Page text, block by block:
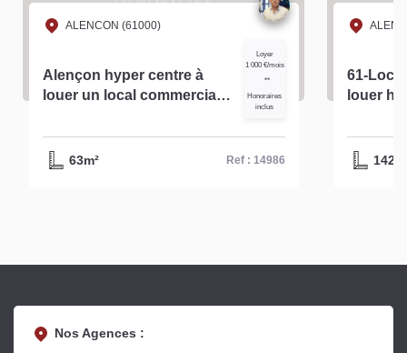
ALENCON (61000)
Alençon hyper centre à
louer un local commercial
Loyer
1 000 €/mois
**
Honoraires
inclus
63m² Ref : 14986
61-
louer
Nos Agences :